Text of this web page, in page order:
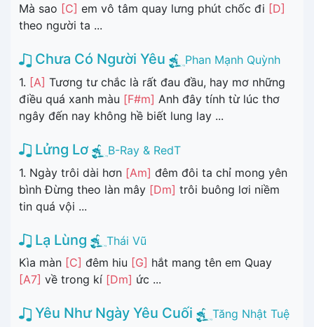
Mà sao [C] em vô tâm quay lưng phút chốc đi [D]
theo người ta ...
Chưa Có Người Yêu
Phan Mạnh Quỳnh
1. [A] Tương tư chắc là rất đau đầu, hay mơ những
điều quá xanh màu [F#m] Anh đây tính từ lúc thơ
ngây đến nay không hề biết lung lay ...
Lửng Lơ
B-Ray & RedT
1. Ngày trôi dài hơn [Am] đêm đôi ta chỉ mong yên
bình Đừng theo làn mây [Dm] trôi buông lơi niềm
tin quá vội ...
Lạ Lùng
Thái Vũ
Kìa màn [C] đêm hiu [G] hắt mang tên em Quay
[A7] về trong kí [Dm] ức ...
Yêu Như Ngày Yêu Cuối
Tăng Nhật Tuệ